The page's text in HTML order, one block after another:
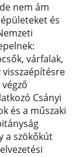
nem ám
és
várfalak,
Csányi
és a műszaki
a szökőkút